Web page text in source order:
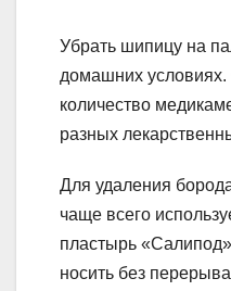
Убрать шипицу на
домашних
количество
разных
Для удаления
чаще всего
пластырь
носить без